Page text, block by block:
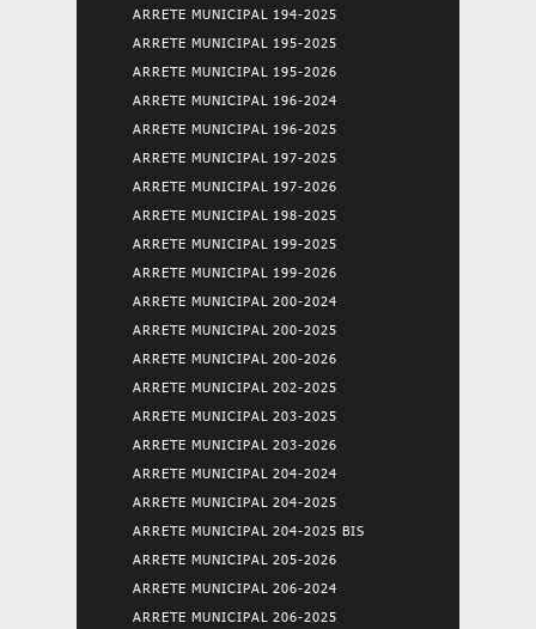
ARRETE MUNICIPAL 194-2025
ARRETE MUNICIPAL 195-2025
ARRETE MUNICIPAL 195-2026
ARRETE MUNICIPAL 196-2024
ARRETE MUNICIPAL 196-2025
ARRETE MUNICIPAL 197-2025
ARRETE MUNICIPAL 197-2026
ARRETE MUNICIPAL 198-2025
ARRETE MUNICIPAL 199-2025
ARRETE MUNICIPAL 199-2026
ARRETE MUNICIPAL 200-2024
ARRETE MUNICIPAL 200-2025
ARRETE MUNICIPAL 200-2026
ARRETE MUNICIPAL 202-2025
ARRETE MUNICIPAL 203-2025
ARRETE MUNICIPAL 203-2026
ARRETE MUNICIPAL 204-2024
ARRETE MUNICIPAL 204-2025
ARRETE MUNICIPAL 204-2025 BIS
ARRETE MUNICIPAL 205-2026
ARRETE MUNICIPAL 206-2024
ARRETE MUNICIPAL 206-2025